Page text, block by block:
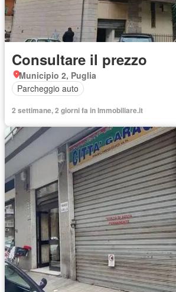
Consultare il prezzo
Municipio 2, Puglia
Parcheggio auto
2 settimane, 2 giorni fa in Immobiliare.it